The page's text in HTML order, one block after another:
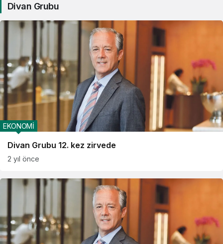
Divan Grubu
Divan Grubu 12. kez zirvede
EKONOMİ
2 yıl önce